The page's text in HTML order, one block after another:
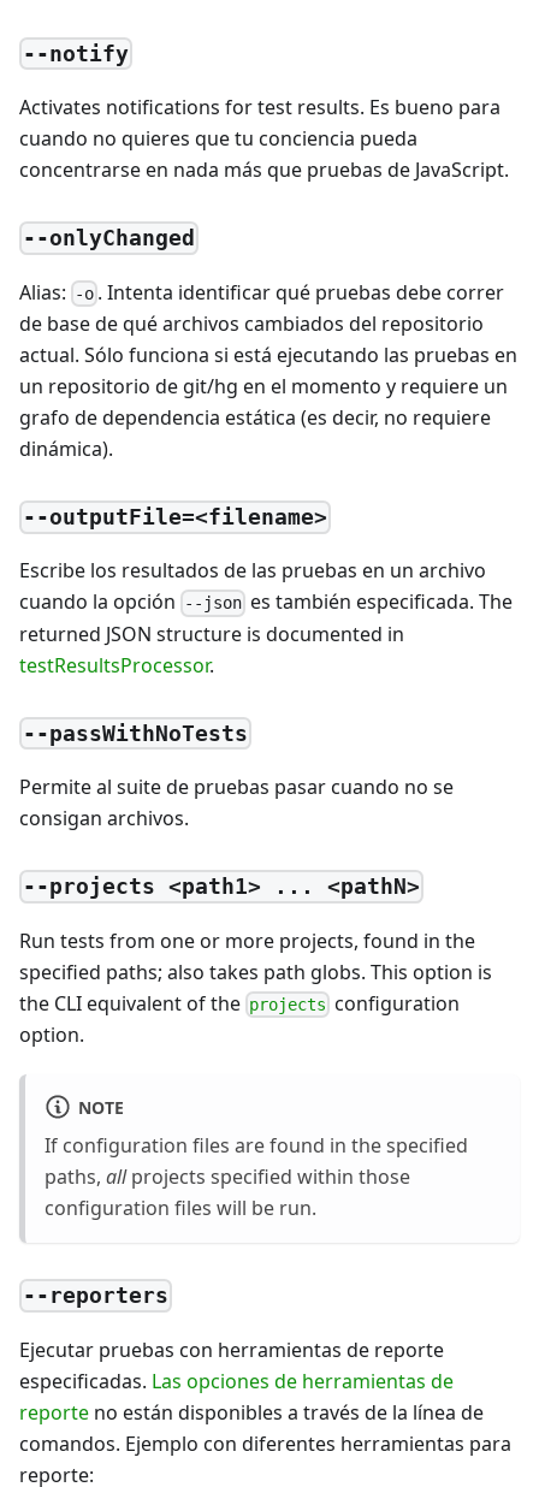
--notify
Activates notifications for test results. Es bueno para
cuando no quieres que tu conciencia pueda
concentrarse en nada más que pruebas de JavaScript.
--onlyChanged
Alias: -o . Intenta identificar qué pruebas debe correr
de base de qué archivos cambiados del repositorio
actual. Sólo funciona si está ejecutando las pruebas en
un repositorio de git/hg en el momento y requiere un
grafo de dependencia estática (es decir, no requiere
dinámica).
--outputFile=<filename>
Escribe los resultados de las pruebas en un archivo
cuando la opción
--json es también especificada. The
returned JSON structure is documented in
testResultsProcessor.
--passWithNoTests
Permite al suite de pruebas pasar cuando no se
consigan archivos.
--projects <path1> ... <pathN>
Run tests from one or more projects, found in the
specified paths; also takes path globs. This option is
the CLI equivalent of the projects configuration
option.
NOTE
If configuration files are found in the specified
paths, allprojects specified within those
configuration files will be run.
--reporters
Ejecutar pruebas con herramientas de reporte
especificadas. Las opciones de herramientas de
reporte no están disponibles a través de la línea de
comandos. Ejemplo con diferentes herramientas para
reporte: